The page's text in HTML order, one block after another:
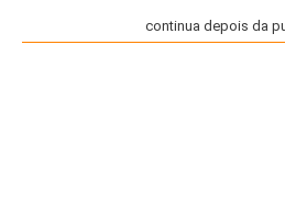
continua depois da